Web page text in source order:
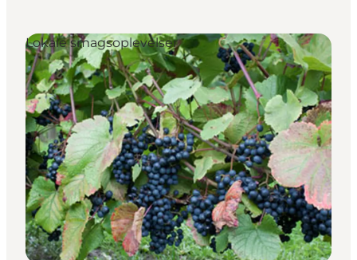
Oplevelser
Outdoor
Mad og drikke
Overnatning
Book lokale oplevelser
Lokale smagsoplevelser